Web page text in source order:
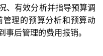
、有效分析并指导预算调
理的预算分析和预算动
事后管理的费用报销。